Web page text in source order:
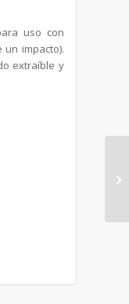
uso con
impacto).
extraíble y